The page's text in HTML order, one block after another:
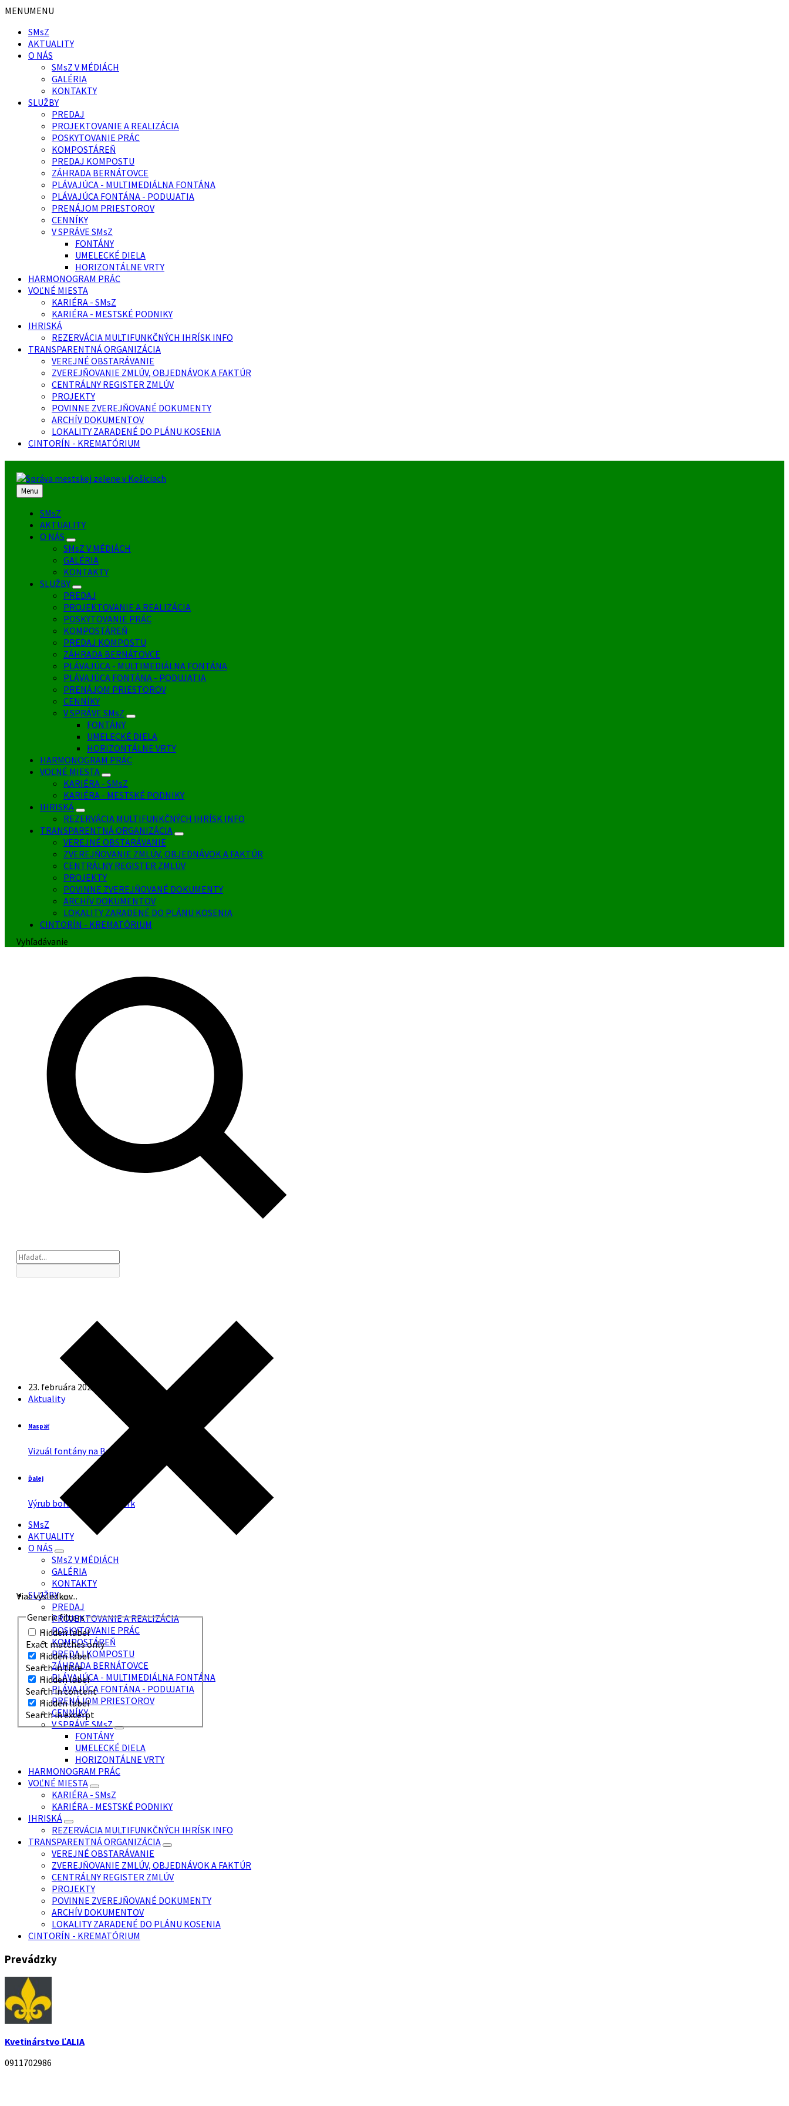
Preskočiť
obsah
Preskočiť
ľavý
panel
Preskočiť
pätičku
MENUMENU
SMsZ
AKTUALITY
O NÁS
SMsZ V MÉDIÁCH
GALÉRIA
KONTAKTY
SLUŽBY
PREDAJ
PROJEKTOVANIE A REALIZÁCIA
POSKYTOVANIE PRÁC
KOMPOSTÁREŇ
PREDAJ KOMPOSTU
ZÁHRADA BERNÁTOVCE
PLÁVAJÚCA - MULTIMEDIÁLNA FONTÁNA
PLÁVAJÚCA FONTÁNA - PODUJATIA
PRENÁJOM PRIESTOROV
CENNÍKY
V SPRÁVE SMsZ
FONTÁNY
UMELECKÉ DIELA
HORIZONTÁLNE VRTY
HARMONOGRAM PRÁC
VOĽNÉ MIESTA
KARIÉRA - SMsZ
KARIÉRA - MESTSKÉ PODNIKY
IHRISKÁ
REZERVÁCIA MULTIFUNKČNÝCH IHRÍSK INFO
TRANSPARENTNÁ ORGANIZÁCIA
VEREJNÉ OBSTARÁVANIE
ZVEREJŇOVANIE ZMLÚV, OBJEDNÁVOK A FAKTÚR
CENTRÁLNY REGISTER ZMLÚV
PROJEKTY
POVINNE ZVEREJŇOVANÉ DOKUMENTY
ARCHÍV DOKUMENTOV
LOKALITY ZARADENÉ DO PLÁNU KOSENIA
CINTORÍN - KREMATÓRIUM
Menu
SMsZ
AKTUALITY
O NÁS
SMsZ V MÉDIÁCH
GALÉRIA
KONTAKTY
SLUŽBY
PREDAJ
PROJEKTOVANIE A REALIZÁCIA
POSKYTOVANIE PRÁC
KOMPOSTÁREŇ
PREDAJ KOMPOSTU
ZÁHRADA BERNÁTOVCE
PLÁVAJÚCA - MULTIMEDIÁLNA FONTÁNA
PLÁVAJÚCA FONTÁNA - PODUJATIA
PRENÁJOM PRIESTOROV
CENNÍKY
V SPRÁVE SMsZ
FONTÁNY
UMELECKÉ DIELA
HORIZONTÁLNE VRTY
HARMONOGRAM PRÁC
VOĽNÉ MIESTA
KARIÉRA - SMsZ
KARIÉRA - MESTSKÉ PODNIKY
IHRISKÁ
REZERVÁCIA MULTIFUNKČNÝCH IHRÍSK INFO
TRANSPARENTNÁ ORGANIZÁCIA
VEREJNÉ OBSTARÁVANIE
ZVEREJŇOVANIE ZMLÚV, OBJEDNÁVOK A FAKTÚR
CENTRÁLNY REGISTER ZMLÚV
PROJEKTY
POVINNE ZVEREJŇOVANÉ DOKUMENTY
ARCHÍV DOKUMENTOV
LOKALITY ZARADENÉ DO PLÁNU KOSENIA
CINTORÍN - KREMATÓRIUM
Vyhľadávanie
Viac výsledkov...
Generic filters
Hidden label
Exact matches only
Hidden label
Search in title
Hidden label
Search in content
Hidden label
Search in excerpt
23. februára 2024
Aktuality
Naspäť
Vizuál fontány na Bašťovanského ulici
Ďalej
Výrub borievky Zuzkin park
SMsZ
AKTUALITY
O NÁS
SMsZ V MÉDIÁCH
GALÉRIA
KONTAKTY
SLUŽBY
PREDAJ
PROJEKTOVANIE A REALIZÁCIA
POSKYTOVANIE PRÁC
KOMPOSTÁREŇ
PREDAJ KOMPOSTU
ZÁHRADA BERNÁTOVCE
PLÁVAJÚCA - MULTIMEDIÁLNA FONTÁNA
PLÁVAJÚCA FONTÁNA - PODUJATIA
PRENÁJOM PRIESTOROV
CENNÍKY
V SPRÁVE SMsZ
FONTÁNY
UMELECKÉ DIELA
HORIZONTÁLNE VRTY
HARMONOGRAM PRÁC
VOĽNÉ MIESTA
KARIÉRA - SMsZ
KARIÉRA - MESTSKÉ PODNIKY
IHRISKÁ
REZERVÁCIA MULTIFUNKČNÝCH IHRÍSK INFO
TRANSPARENTNÁ ORGANIZÁCIA
VEREJNÉ OBSTARÁVANIE
ZVEREJŇOVANIE ZMLÚV, OBJEDNÁVOK A FAKTÚR
CENTRÁLNY REGISTER ZMLÚV
PROJEKTY
POVINNE ZVEREJŇOVANÉ DOKUMENTY
ARCHÍV DOKUMENTOV
LOKALITY ZARADENÉ DO PLÁNU KOSENIA
CINTORÍN - KREMATÓRIUM
Prevádzky
Kvetinárstvo ĽALIA
0911702986